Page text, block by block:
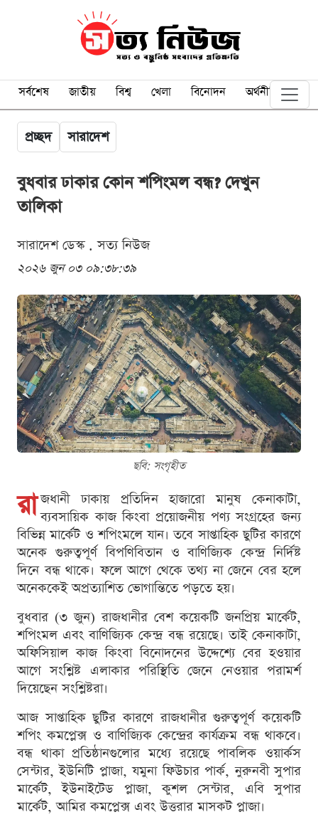
সর্বশেষ জাতীয় বিশ্ব খেলা বিনোদন অর্থনীতি
প্রচ্ছদ সারাদেশ
বুধবার ঢাকার কোন শপিংমল বন্ধ? দেখুন
তালিকা
সারাদেশ ডেস্ক . সত্য নিউজ
২০২৬ জুন ০৩ ০৯:৩৮:৩৯
ছবি: সংগৃহীত
রা জধানী ঢাকায় প্রতিদিন হাজারো মানুষ কেনাকাটা,
ব্যবসায়িক কাজ কিংবা প্রয়োজনীয় পণ্য সংগ্রহের জন্য
বিভিন্ন মার্কেট ও শপিংমলে যান। তবে সাপ্তাহিক ছুটির কারণে
অনেক গুরুত্বপূর্ণ বিপণিবিতান ও বাণিজ্যিক কেন্দ্র নির্দিষ্ট
দিনে বন্ধ থাকে। ফলে আগে থেকে তথ্য না জেনে বের হলে
অনেককেই অপ্রত্যাশিত ভোগান্তিতে পড়তে হয়।
বুধবার (৩ জুন) রাজধানীর বেশ কয়েকটি জনপ্রিয় মার্কেট,
শপিংমল এবং বাণিজ্যিক কেন্দ্র বন্ধ রয়েছে। তাই কেনাকাটা,
অফিসিয়াল কাজ কিংবা বিনোদনের উদ্দেশ্যে বের হওয়ার
আগে সংশ্লিষ্ট এলাকার পরিস্থিতি জেনে নেওয়ার পরামর্শ
দিয়েছেন সংশ্লিষ্টরা।
আজ সাপ্তাহিক ছুটির কারণে রাজধানীর গুরুত্বপূর্ণ কয়েকটি
শপিং কমপ্লেক্স ও বাণিজ্যিক কেন্দ্রের কার্যক্রম বন্ধ থাকবে।
বন্ধ থাকা প্রতিষ্ঠানগুলোর মধ্যে রয়েছে পাবলিক ওয়ার্কস
সেন্টার, ইউনিটি প্লাজা, যমুনা ফিউচার পার্ক, নুরুনবী সুপার
মার্কেট, ইউনাইটেড প্লাজা, কুশল সেন্টার, এবি সুপার
মার্কেট, আমির কমপ্লেক্স এবং উত্তরার মাসকট প্লাজা।